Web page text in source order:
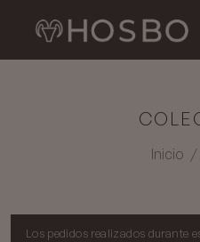
Inicio /
Los pedidos realizados durante